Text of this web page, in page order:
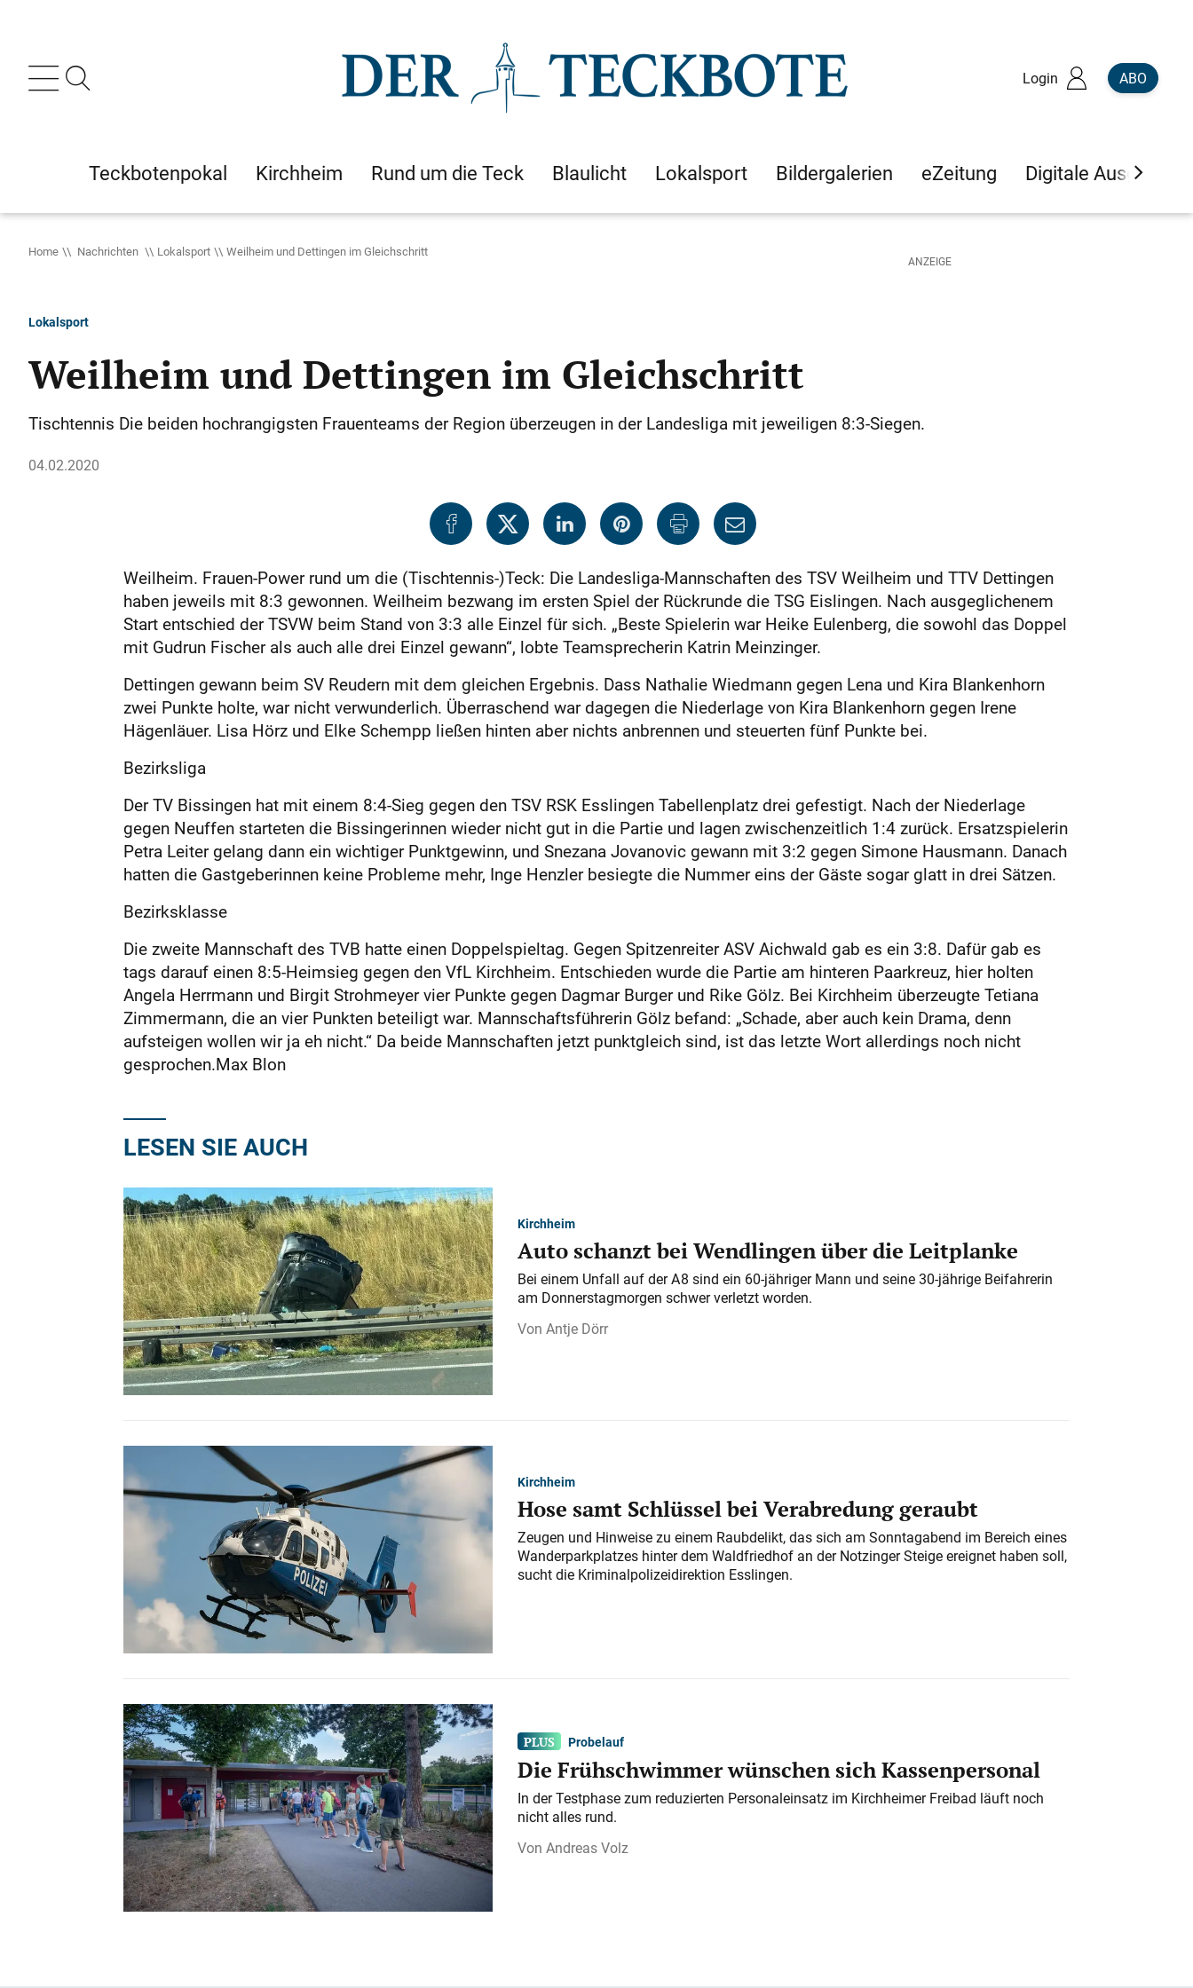
Login ABO
Teckbotenpokal Kirchheim Rund um die Teck Blaulicht Lokalsport Bildergalerien eZeitung Digitale Ausgaben
Home Nachrichten Lokalsport Weilheim und Dettingen im Gleichschritt
Lokalsport
Weilheim und Dettingen im Gleichschritt
Tischtennis Die beiden hochrangigsten Frauenteams der Region überzeugen in der Landesliga mit jeweiligen 8:3-Siegen.
04.02.2020
Weilheim. Frauen-Power rund um die (Tischtennis-)Teck: Die Landesliga-Mannschaften des TSV Weilheim und TTV Dettingen
haben jeweils mit 8:3 gewonnen. Weilheim bezwang im ersten Spiel der Rückrunde die TSG Eislingen. Nach ausgeglichenem
Start entschied der TSVW beim Stand von 3:3 alle Einzel für sich. „Beste Spielerin war Heike Eulenberg, die sowohl das Doppel
mit Gudrun Fischer als auch alle drei Einzel gewann“, lobte Teamsprecherin Kat­rin Meinzinger.
Dettingen gewann beim SV Reudern mit dem gleichen Ergebnis. Dass Nathalie Wiedmann gegen Lena und Kira Blankenhorn
zwei Punkte holte, war nicht verwunderlich. Überraschend war dagegen die Niederlage von Kira Blankenhorn gegen Irene
Hägenläuer. Lisa Hörz und Elke Schempp ließen hinten aber nichts anbrennen und steuerten fünf Punkte bei.
Bezirksliga
Der TV Bissingen hat mit einem 8:4-Sieg gegen den TSV RSK Esslingen Tabellenplatz drei gefestigt. Nach der Niederlage
gegen Neuffen starteten die Bissingerinnen wieder nicht gut in die Partie und lagen zwischenzeitlich 1:4 zurück. Ersatzspielerin
Petra Leiter gelang dann ein wichtiger Punktgewinn, und Snezana Jovanovic gewann mit 3:2 gegen Simone Hausmann. Danach
hatten die Gastgeberinnen keine Probleme mehr, Inge Henzler besiegte die Nummer eins der Gäste sogar glatt in drei Sätzen.
Bezirksklasse
Die zweite Mannschaft des TVB hatte einen Doppelspieltag. Gegen Spitzenreiter ASV Aichwald gab es ein 3:8. Dafür gab es
tags darauf einen 8:5-Heimsieg gegen den VfL Kirchheim. Entschieden wurde die Partie am hinteren Paarkreuz, hier holten
Angela Herrmann und Birgit Strohmeyer vier Punkte gegen Dagmar Burger und Rike Gölz. Bei Kirchheim überzeugte Tetiana
Zimmermann, die an vier Punkten beteiligt war. Mannschaftsführerin Gölz befand: „Schade, aber auch kein Drama, denn
aufsteigen wollen wir ja eh nicht.“ Da beide Mannschaften jetzt punktgleich sind, ist das letzte Wort allerdings noch nicht
gesprochen.Max Blon
LESEN SIE AUCH
Kirchheim
Auto schanzt bei Wendlingen über die Leitplanke
Bei einem Unfall auf der A 8 sind ein 60-jähriger Mann und seine 30-jährige Beifahrerin
am Donnerstagmorgen schwer verletzt worden.
Antje Dörr
Kirchheim
Hose samt Schlüssel bei Verabredung geraubt
Zeugen und Hinweise zu einem Raubdelikt, das sich am Sonntagabend im Bereich eines
Wanderparkplatzes hinter dem Waldfriedhof an der Notzinger Steige ereignet haben soll,
sucht die Kriminalpolizeidirektion Esslingen.
Probelauf
Die Frühschwimmer wünschen sich Kassenpersonal
In der Testphase zum reduzierten Personaleinsatz im Kirchheimer Freibad läuft noch
nicht alles rund.
Andreas Volz